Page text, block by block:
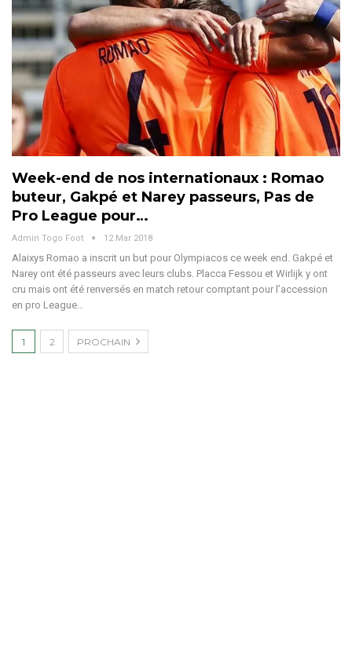
Week-end de nos internationaux : Romao
buteur, Gakpé et Narey passeurs, Pas de
Pro League pour…
Admin Togo Foot 12 Mar 2018
Alaixys Romao a inscrit un but pour Olympiacos ce week end. Gakpé et
Narey ont été passeurs avec leurs clubs. Placca Fessou et Wirlijk y ont
cru mais ont été renversés en match retour comptant pour l’accession
en pro League…
1 2 PROCHAIN